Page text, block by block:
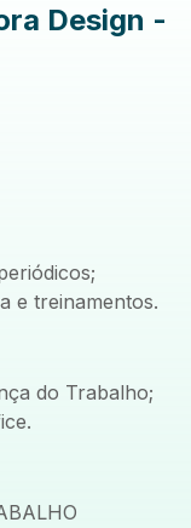
Design -
e treinamentos.
do Trabalho;